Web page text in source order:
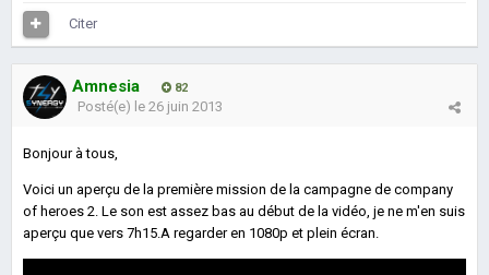
Citer
Amnesia 82
Posté(e) le 26 juin 2013
Bonjour à tous,
Voici un aperçu de la première mission de la campagne de company
of heroes 2. Le son est assez bas au début de la vidéo, je ne m'en suis
aperçu que vers 7h15.A regarder en 1080p et plein écran.